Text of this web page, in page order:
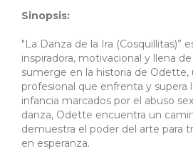
Sinopsis:
"La Danza de la Ira (Cosquillitas)”
inspiradora, motivacional y llena
sumerge en la historia de Odette,
profesional que enfrenta y supera
infancia marcados por el abuso
danza, Odette encuentra un
demuestra el poder del arte para
en esperanza.